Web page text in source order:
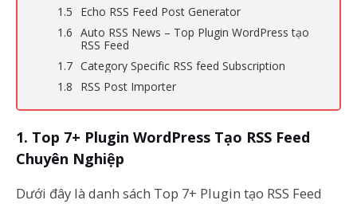
Echo RSS Feed Post Generator
Auto RSS News – Top Plugin WordPress tạo
RSS Feed
Category Specific RSS feed Subscription
RSS Post Importer
Top 7+ Plugin WordPress Tạo RSS Feed
Chuyên Nghiệp
Dưới đây là danh sách Top 7+ Plugin tạo RSS Feed